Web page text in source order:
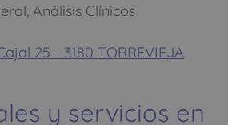
Análisis Clínicos
25 - 3180 TORREVIEJA
y servicios en